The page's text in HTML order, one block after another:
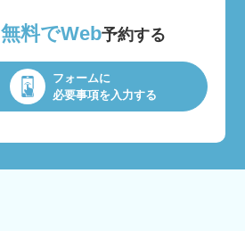
無料でWeb予約する
フォームに
必要事項を入力する